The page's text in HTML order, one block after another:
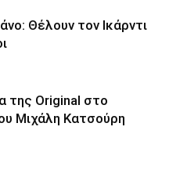
Θέλουν τον Ικάρντι
της Original στο
Μιχάλη Κατσούρη